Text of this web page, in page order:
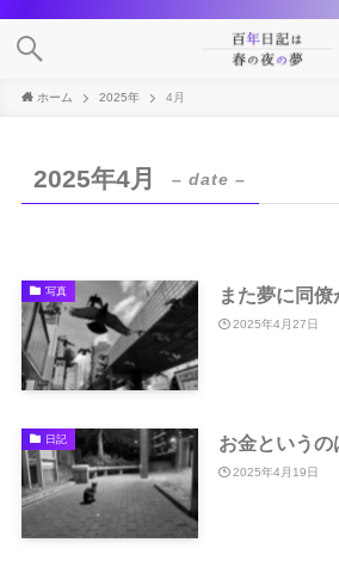
ホーム 2025年 4月
2025年4月 – date –
写真 また夢に同
2025年4月27日
日記 お金というの
2025年4月19日